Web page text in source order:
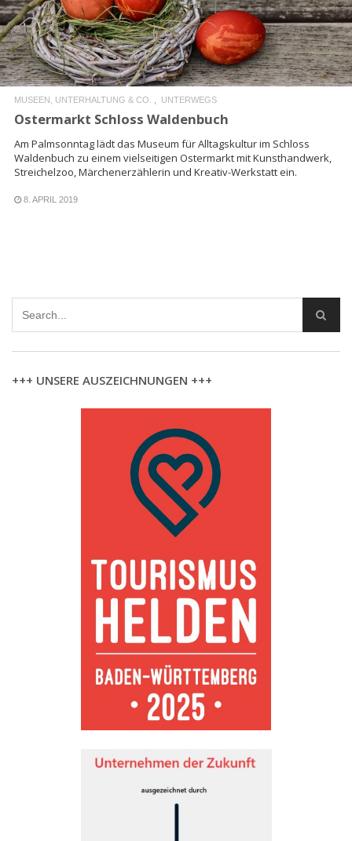
MUSEEN, UNTERHALTUNG & CO. UNTERWEGS
Ostermarkt Schloss Waldenbuch
Am Palmsonntag lädt das Museum für Alltagskultur im Schloss
Waldenbuch zu einem vielseitigen Ostermarkt mit Kunsthandwerk,
Streichelzoo, Märchenerzählerin und Kreativ-Werkstatt ein.
8. APRIL 2019
+++ UNSERE AUSZEICHNUNGEN +++